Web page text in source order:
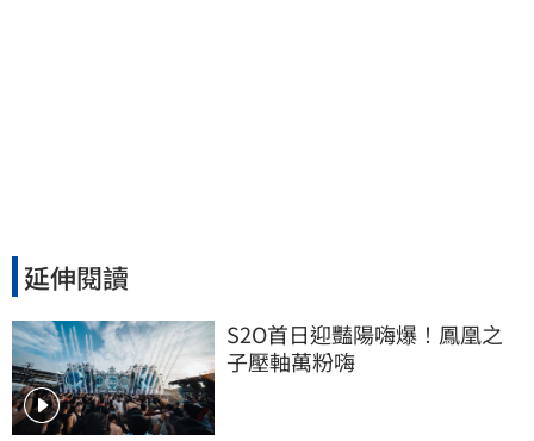
延伸閱讀
S2O首日迎豔陽嗨爆！鳳凰之
子壓軸萬粉嗨